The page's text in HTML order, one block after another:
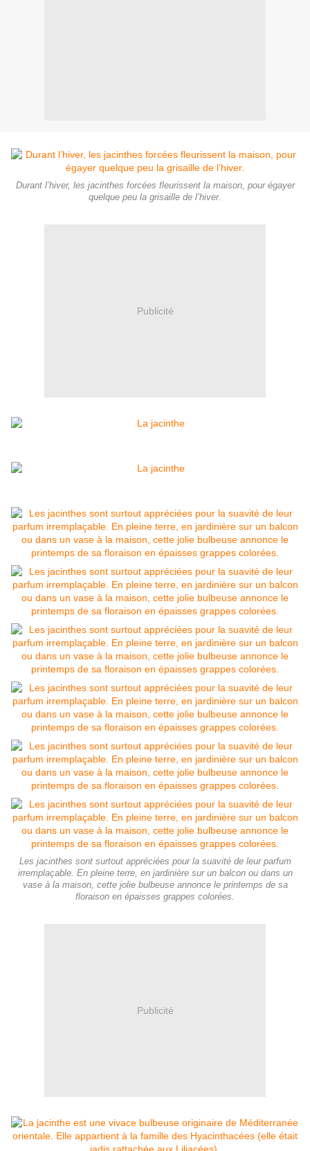
Durant l’hiver, les jacinthes forcées fleurissent la maison, pour égayer
quelque peu la grisaille de l’hiver.
Publicité
Les jacinthes sont surtout appréciées pour la suavité de leur parfum
irremplaçable. En pleine terre, en jardinière sur un balcon ou dans un
vase à la maison, cette jolie bulbeuse annonce le printemps de sa
floraison en épaisses grappes colorées.
Publicité